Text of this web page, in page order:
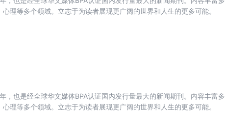
理等多个领域。立志于为读者展现更广阔的世界和人生的更多可能。
，也是经全球华文媒体BPA认证国内发行量最大的新闻期刊。内容丰富多
理等多个领域。立志于为读者展现更广阔的世界和人生的更多可能。